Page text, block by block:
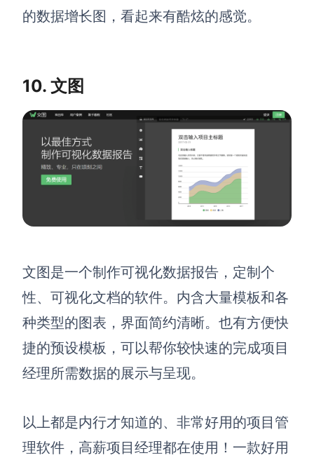
的数据增长图，看起来有酷炫的感觉。
10. 文图
文图是一个制作可视化数据报告，定制个
性、可视化文档的软件。内含大量模板和各
种类型的图表，界面简约清晰。也有方便快
捷的预设模板，可以帮你较快速的完成项目
经理所需数据的展示与呈现。
以上都是内行才知道的、非常好用的项目管
理软件，高薪项目经理都在使用！ 一款好用